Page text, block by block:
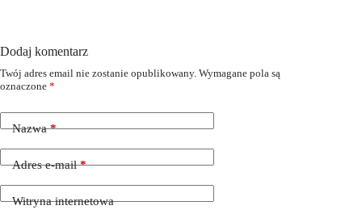
Dodaj komentarz
Twój adres email nie zostanie opublikowany. Wymagane pola są
oznaczone *
Nazwa*
Adres e-mail*
Witryna internetowa